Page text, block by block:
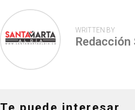
WRITTEN BY
Redacción